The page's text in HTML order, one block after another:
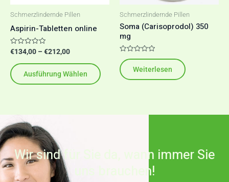
Schmerzlindernde Pillen
Aspirin-Tabletten online
Bewertet
mit
von
5
€134,00 –€212,00
Ausführung Wählen
können
Produktseite
gewählt
Schmerzlindernde Pillen
Soma (Carisoprodol) 350
mg
Bewertet
mit
0
von
Weiterlesen
Wir sind für Sie da, wann immer Sie
uns brauchen!